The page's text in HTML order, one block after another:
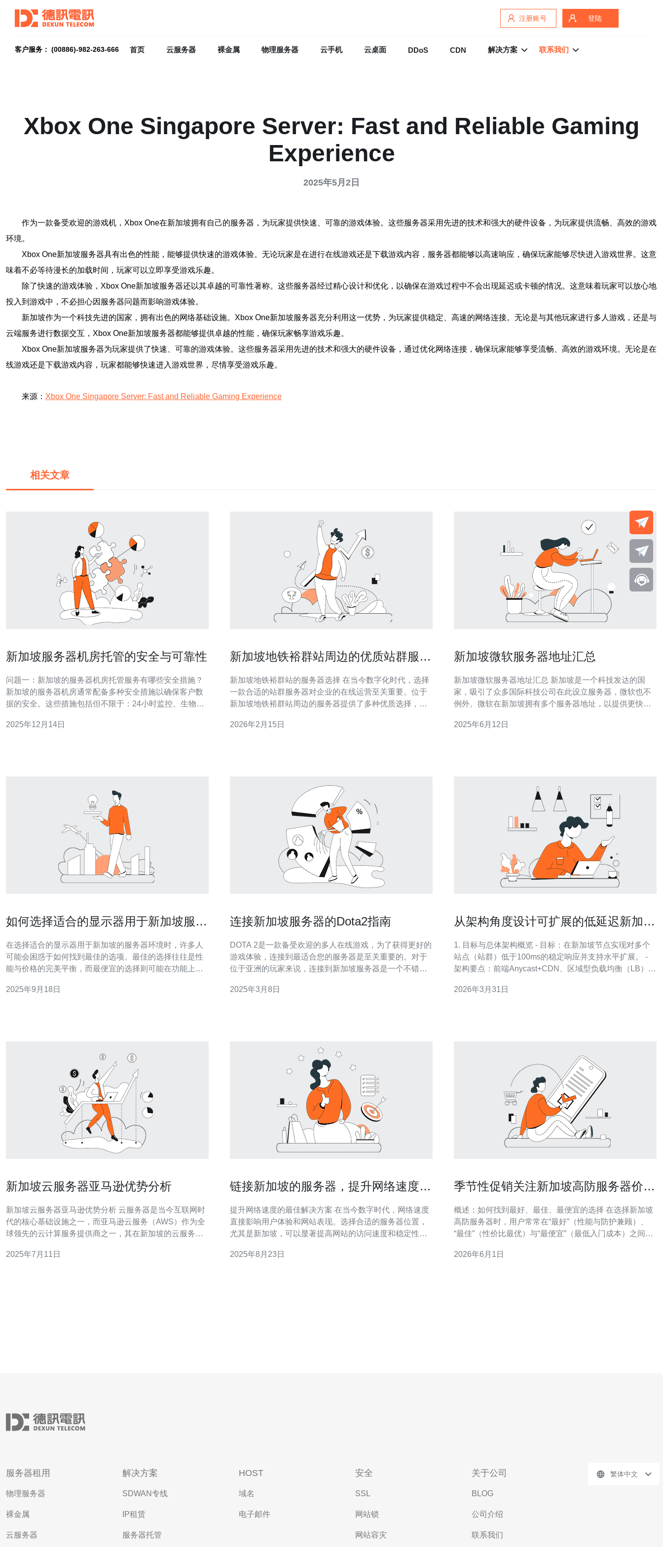
注册账号 登陆
客户服务： (00886)-982-263-666 首页 云服务器 裸金属 物理服务器 云手机 云桌面 DDoS CDN 解决方案 联系我们
Xbox One Singapore Server: Fast and Reliable Gaming
Experience
2025年5月2日
作为一款备受欢迎的游戏机，Xbox One在新加坡拥有自己的服务器，为玩家提供快速、可靠的游戏体验。这些服务器采用先进的技术和强大的硬件设备，为玩家提供流畅、高效的游戏
环境。
Xbox One新加坡服务器具有出色的性能，能够提供快速的游戏体验。无论玩家是在进行在线游戏还是下载游戏内容，服务器都能够以高速响应，确保玩家能够尽快进入游戏世界。这意
味着不必等待漫长的加载时间，玩家可以立即享受游戏乐趣。
除了快速的游戏体验，Xbox One新加坡服务器还以其卓越的可靠性著称。这些服务器经过精心设计和优化，以确保在游戏过程中不会出现延迟或卡顿的情况。这意味着玩家可以放心地
投入到游戏中，不必担心因服务器问题而影响游戏体验。
新加坡作为一个科技先进的国家，拥有出色的网络基础设施。Xbox One新加坡服务器充分利用这一优势，为玩家提供稳定、高速的网络连接。无论是与其他玩家进行多人游戏，还是与
云端服务进行数据交互，Xbox One新加坡服务器都能够提供卓越的性能，确保玩家畅享游戏乐趣。
Xbox One新加坡服务器为玩家提供了快速、可靠的游戏体验。这些服务器采用先进的技术和强大的硬件设备，通过优化网络连接，确保玩家能够享受流畅、高效的游戏环境。无论是在
线游戏还是下载游戏内容，玩家都能够快速进入游戏世界，尽情享受游戏乐趣。
来源： Xbox One Singapore Server: Fast and Reliable Gaming Experience
相关文章
新加坡服务器机房托管的安全与可靠性
问题一：新加坡的服务器机房托管服务有哪些安全措施？
新加坡的服务器机房通常配备多种安全措施以确保客户数
据的安全。这些措施包括但不限于：24小时监控、生物识
机房内部还会定期进行安全审核和渗透测试，以确保没有
2025年12月14日
新加坡地铁裕群站周边的优质站群服务
新加坡地铁裕群站的服务器选择 在当今数字化时代，选择
一款合适的站群服务器对企业的在线运营至关重要。位于
新加坡地铁裕群站周边的服务器提供了多种优质选择，可
这一地区的最佳、最便宜以及最具性价比的服务器，帮助
2026年2月15日
新加坡微软服务器地址汇总
新加坡微软服务器地址汇总 新加坡是一个科技发达的国
家，吸引了众多国际科技公司在此设立服务器，微软也不
例外。微软在新加坡拥有多个服务器地址，以提供更快
址的汇总： sg1.microsoft.com sg2.microsoft.com
2025年6月12日
如何选择适合的显示器用于新加坡服务
在选择适合的显示器用于新加坡的服务器环境时，许多人
可能会困惑于如何找到最佳的选项。最佳的选择往往是性
能与价格的完美平衡，而最便宜的选择则可能在功能上有
示器，以确保您的服务器能够高效稳定地运行。 服务器环
2025年9月18日
连接新加坡服务器的Dota2指南
DOTA 2是一款备受欢迎的多人在线游戏，为了获得更好的
游戏体验，连接到最适合您的服务器是至关重要的。对于
位于亚洲的玩家来说，连接到新加坡服务器是一个不错的
2游戏。 首先，打开Dota 2游戏并登录您的帐户。然后，
2025年3月8日
从架构角度设计可扩展的低延迟新加坡
1. 目标与总体架构概览 - 目标：在新加坡节点实现对多个
站点（站群）低于100ms的稳定响应并支持水平扩展。 -
架构要点：前端Anycast+CDN、区域型负载均衡（LB）、
库、异地备份与监控告警。 - 先决条件：有云账户
2026年3月31日
新加坡云服务器亚马逊优势分析
新加坡云服务器亚马逊优势分析 云服务器是当今互联网时
代的核心基础设施之一，而亚马逊云服务（AWS）作为全
球领先的云计算服务提供商之一，其在新加坡的云服务器
势。 亚马逊在云计算领域拥有丰富的经验和先进的技术实
2025年7月11日
链接新加坡的服务器，提升网络速度的
提升网络速度的最佳解决方案 在当今数字时代，网络速度
直接影响用户体验和网站表现。选择合适的服务器位置，
尤其是新加坡，可以显著提高网站的访问速度和稳定性。
坡服务器 优化网站内容和结构 利用CDN技术 接下来，我
2025年8月23日
季节性促销关注新加坡高防服务器价格
概述：如何找到最好、最佳、最便宜的选择 在选择新加坡
高防服务器时，用户常常在“最好”（性能与防护兼顾）、
“最佳”（性价比最优）与“最便宜”（最低入门成本）之间犹
优惠还是诱导消费，需要结合价格表、防护等级、带宽与
2026年6月1日
服务器租用
物理服务器
裸金属
云服务器
解决方案
SDWAN专线
IP租赁
服务器托管
HOST
域名
电子邮件
安全
SSL
网站锁
网站容灾
关于公司
BLOG
公司介绍
联系我们
繁体中文